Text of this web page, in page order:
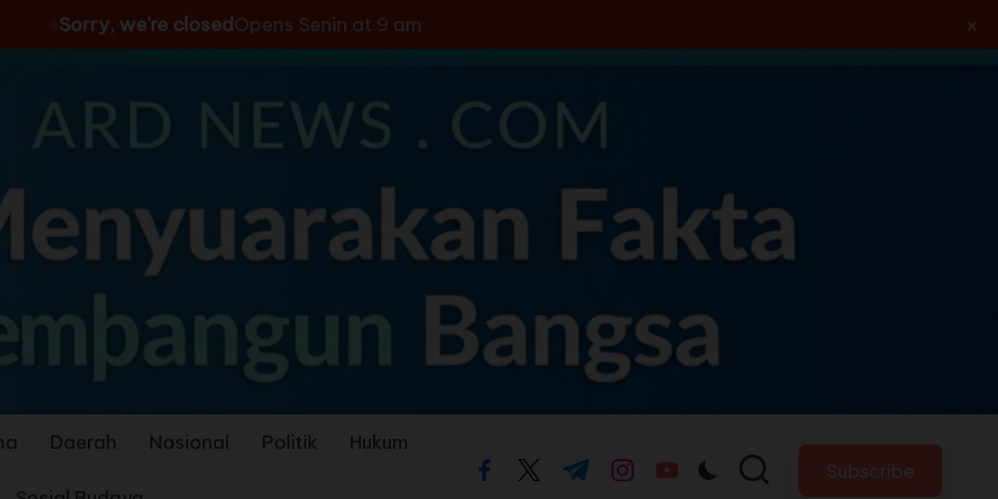
Sorry, we're closedOpens Senin at 9 am ×
Daerah Nasional Politik Hukum